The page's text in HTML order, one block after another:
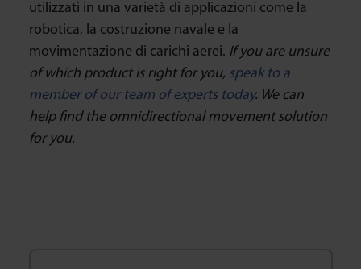
utilizzati in una varietà di applicazioni come la
robotica, la costruzione navale e la
movimentazione di carichi aerei. If you are unsure
of which product is right for you, speak to a
member of our team of experts today. We can
help find the omnidirectional movement solution
for you.